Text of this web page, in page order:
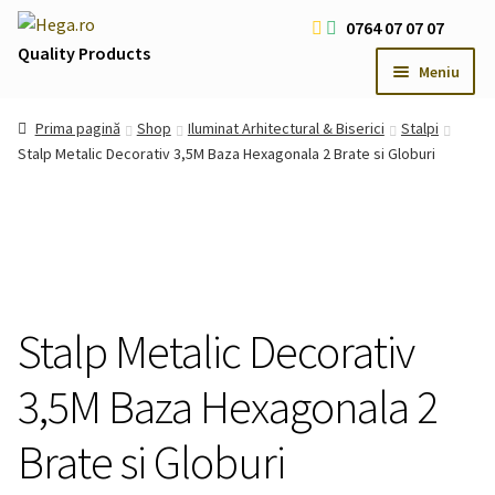
Sari
la
Sari
la
Quality Products
0764 07 07 07
Meniu
Cum platesc
Iluminat Arhitectural & Biserici
Prima pagină Shop Iluminat Arhitectural & Biserici
Stalpi
Stalp Metalic Decorativ 3,5M Baza Hexagonala 2 Brate si Globuri
Stalp Metalic Decorativ
3,5M Baza Hexagonala 2
Brate si Globuri